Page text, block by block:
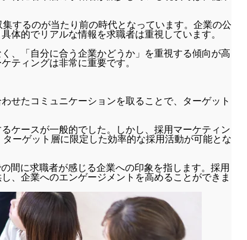
するのが当たり前の時代となっています。企業の公
体的でリアルな情報を求職者は重視しています。
、「自分に合う企業かどうか」を重視する傾向が高
ティングは非常に重要です。
せたコミュニケーションを取ることで、ターゲット
ケースが一般的でした。しかし、採用マーケティン
ーゲット層に限定した効率的な採用活動が可能とな
間に求職者が感じる企業への印象を指します。採用
、企業へのエンゲージメントを高めることができま